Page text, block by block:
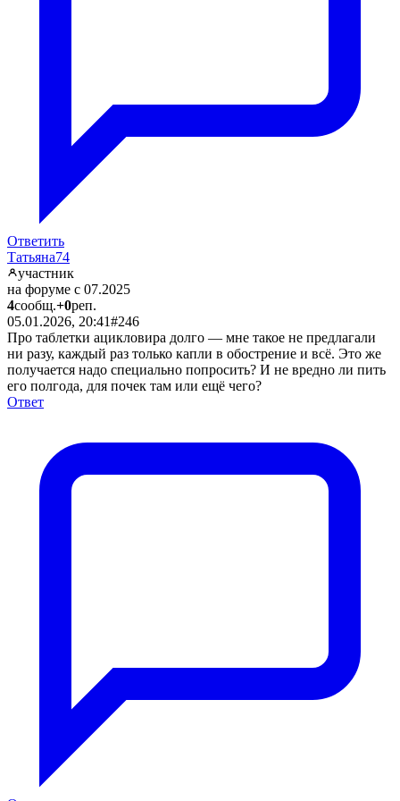
Ответить
Татьяна74
участник
на форуме с 07.2025
4сообщ.+0реп.
05.01.2026, 20:41#246
Про таблетки ацикловира долго — мне такое не предлагали
ни разу, каждый раз только капли в обострение и всё. Это же
получается надо специально попросить? И не вредно ли пить
его полгода, для почек там или ещё чего?
Ответ